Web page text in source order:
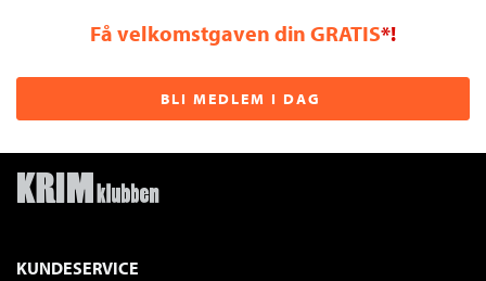
Få velkomstgaven din GRATIS*!
BLI MEDLEM I DAG
KUNDESERVICE